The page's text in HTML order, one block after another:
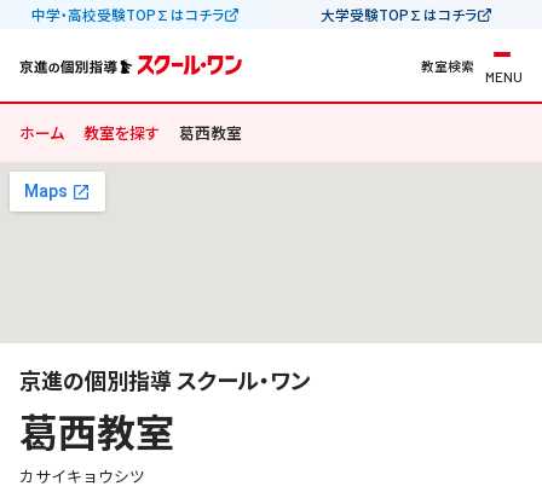
中学・高校受験TOP∑はコチラ 大学受験TOP∑はコチラ
教室検索
MENU
ホーム 教室を探す 葛西教室
京進の個別指導 スクール・ワン
葛西教室
カサイキョウシツ